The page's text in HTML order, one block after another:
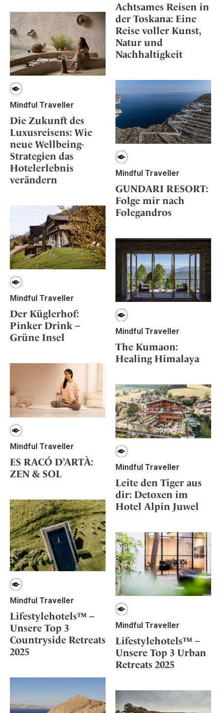
Achtsames Reisen in
der Toskana: Eine
Reise voller Kunst,
Natur und
Nachhaltigkeit
Mindful Traveller
Die Zukunft des
Luxusreisens: Wie
neue Wellbeing-
Strategien das
Hotelerlebnis
verändern
Mindful Traveller
GUNDARI RESORT:
Folge mir nach
Folegandros
Mindful Traveller
Der Küglerhof:
Pinker Drink –
Grüne Insel
Mindful Traveller
The Kumaon:
Healing Himalaya
Mindful Traveller
ES RACÓ D’ARTÀ:
ZEN & SOL
Mindful Traveller
Leite den Tiger aus
dir: Detoxen im
Hotel Alpin Juwel
Mindful Traveller
Lifestylehotels™ –
Unsere Top 3
Countryside Retreats
2025
Mindful Traveller
Lifestylehotels™ –
Unsere Top 3 Urban
Retreats 2025